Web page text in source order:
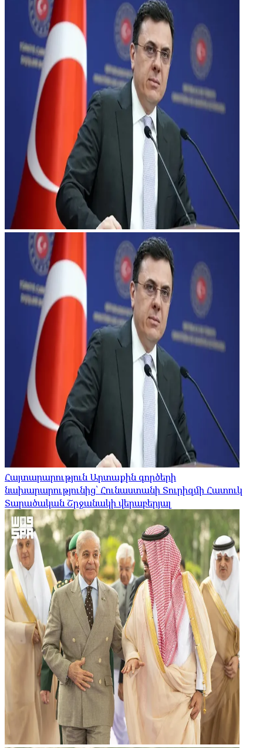
Հայտարարություն Արտաքին գործերի
նախարարությունից՝ Հունաստանի Տուրիզմի Հատուկ
Տարածական Շրջանակի վերաբերյալ